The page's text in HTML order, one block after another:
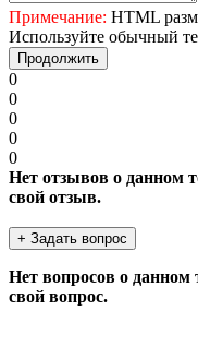
Примечание: HTML
Используйте обычный
Продолжить
0
0
0
0
0
Нет отзывов о данном
свой отзыв.
+ Задать вопрос
Нет вопросов о данном
свой вопрос.